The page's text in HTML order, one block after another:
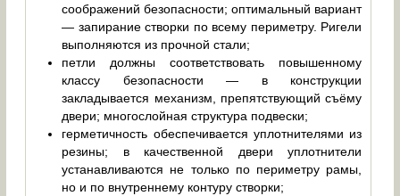
соображений безопасности; оптимальный вариант
— запирание створки по всему периметру. Ригели
выполняются из прочной стали;
петли должны соответствовать повышенному
классу безопасности — в конструкции
закладывается механизм, препятствующий съёму
двери; многослойная структура подвески;
герметичность обеспечивается уплотнителями из
резины; в качественной двери уплотнители
устанавливаются не только по периметру рамы,
но и по внутреннему контуру створки;